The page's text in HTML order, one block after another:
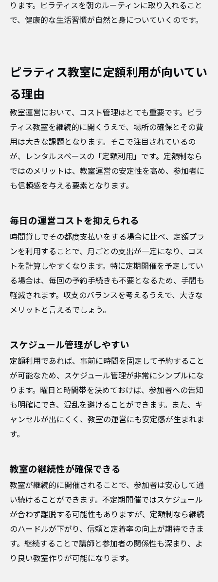
ります。ピラティスを朝のルーティンに取り入れること
で、健康的な生活習慣が自然と身についていくのです。
ピラティス教室に定額利用が向いてい
る理由
教室運営において、コスト管理はとても重要です。ピラ
ティス教室を継続的に開くうえで、場所の確保とその費
用は大きな課題となります。そこで注目されているの
が、レンタルスペースの「定額利用」です。定額制なら
ではのメリットは、教室運営の安定性を高め、参加者に
も信頼感を与える要素となります。
毎日の運営コストを抑えられる
時間貸しでその都度支払いをする場合に比べ、定額プラ
ンを利用することで、月ごとの支出が一定になり、コス
トを計算しやすくなります。特に定期開催を予定してい
る場合は、毎回の予約手続きも不要となるため、手間も
軽減されます。収支のバランスを考えるうえで、大きな
メリットと言えるでしょう。
スケジュール管理がしやすい
定額利用であれば、事前に時間を固定して予約すること
が可能なため、スケジュール管理が非常にシンプルにな
ります。曜日と時間帯を決めておけば、参加者への告知
も明確にでき、混乱を避けることができます。また、キ
ャンセルが出にくく、教室の運営にも安定感が生まれま
す。
教室の継続性が確保できる
教室が継続的に開催されることで、参加者は安心して通
い続けることができます。不定期開催ではスケジュール
が合わず離脱する可能性もありますが、定額制なら継続
のハードルが下がり、信頼と定着率の向上が期待できま
す。継続することで講師と参加者の関係性も深まり、よ
り良い教室作りが可能になります。